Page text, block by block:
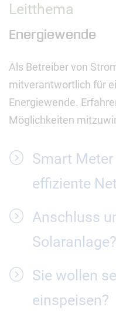
Leitthema
Energiewende
Als Betreiber von
mitverantwortlich für
Energiewende.
Möglichkeiten
Smart
effiziente
Anschluss
Solaranlage?
Sie wollen
einspeisen?